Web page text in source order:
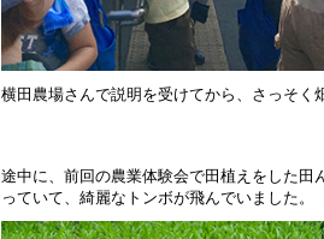
横田農場さんで説明を受けてから、さっそく
途中に、前回の農業体験会で田植えをした
っていて、綺麗なトンボが飛んでいました。